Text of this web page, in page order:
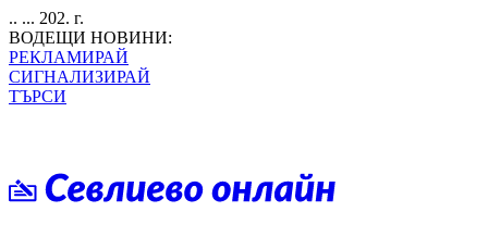
.. ... 202. г.
ВОДЕЩИ НОВИНИ:
РЕКЛАМИРАЙ
СИГНАЛИЗИРАЙ
ТЪРСИ